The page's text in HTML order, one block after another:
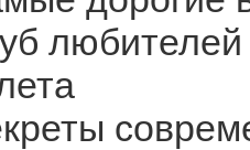
любителей